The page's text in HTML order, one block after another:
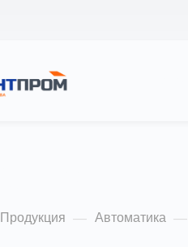
Продукция — Автоматика —